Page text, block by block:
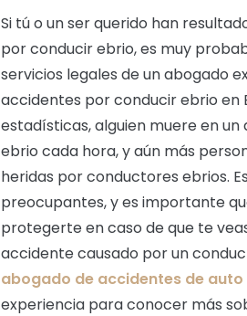
Si tú o un ser querido han
por conducir ebrio, es muy
servicios legales de un abogado
accidentes por conducir ebrio en
estadísticas, alguien muere en
ebrio cada hora, y aún más
heridas por conductores ebrios.
preocupantes, y es importante
protegerte en caso de que te
accidente causado por un
abogado de accidentes de auto
experiencia para conocer más